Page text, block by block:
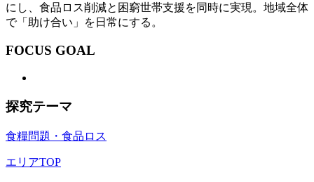
にし、食品ロス削減と困窮世帯支援を同時に実現。地域全体
で「助け合い」を日常にする。
FOCUS GOAL
探究テーマ
食糧問題・食品ロス
エリアTOP